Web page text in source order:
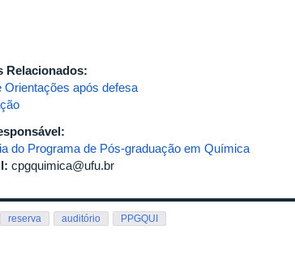
Relacionados:
Orientações após defesa
do Programa de Pós-graduação em Química
cpgquimica@ufu.br
reserva auditório PPGQUI